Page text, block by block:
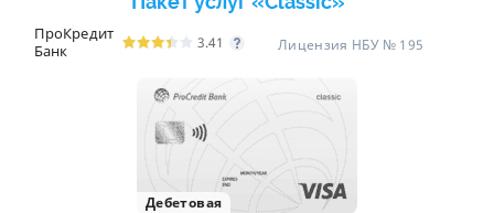
ПроКредит
Банк
3.41 Лицензия НБУ № 195
Дебетовая